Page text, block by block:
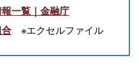
一覧｜金融庁
※エクセルファイル